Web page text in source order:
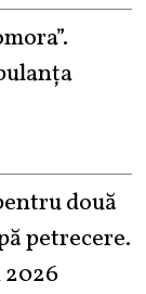
două
petrecere.
2026